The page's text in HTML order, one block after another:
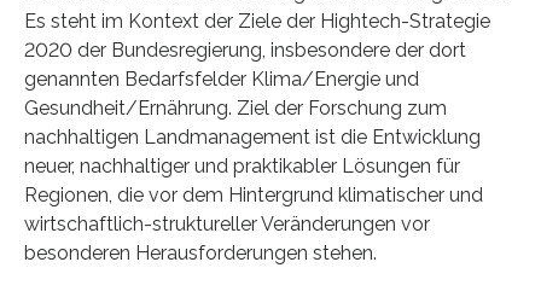
Es steht im Kontext der Ziele der Hightech-Strategie
2020 der Bundesregierung, insbesondere der dort
genannten Bedarfsfelder Klima/Energie und
Gesundheit/Ernährung. Ziel der Forschung zum
nachhaltigen Landmanagement ist die Entwicklung
neuer, nachhaltiger und praktikabler Lösungen für
Regionen, die vor dem Hintergrund klimatischer und
wirtschaftlich-struktureller Veränderungen vor
besonderen Herausforderungen stehen.